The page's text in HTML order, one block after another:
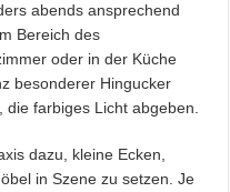
abends ansprechend
Bereich des
oder in der Küche
besonderer Hingucker
die farbiges Licht abgeben.
dazu, kleine Ecken,
in Szene zu setzen. Je